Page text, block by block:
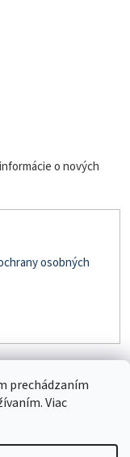
prechádzaním
Viac
o nových
osobných